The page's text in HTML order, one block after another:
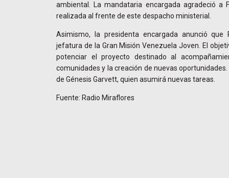
ambiental. La mandataria encargada agradeció a
realizada al frente de este despacho ministerial.
Asimismo, la presidenta encargada anunció que
jefatura de la Gran Misión Venezuela Joven. El
potenciar el proyecto destinado al
comunidades y la creación de nuevas
de Génesis Garvett, quien asumirá nuevas tareas.
Fuente: Radio Miraflores